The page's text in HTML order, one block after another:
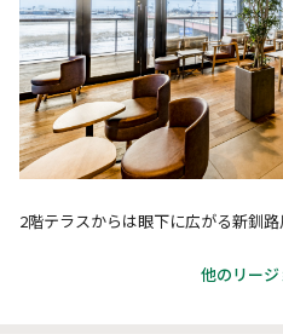
2階テラスからは眼下に広がる新釧路
他のリー